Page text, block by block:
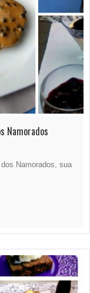
Namorados
Namorados, sua